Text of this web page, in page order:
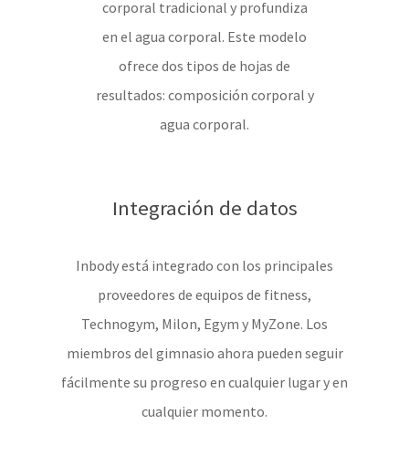
corporal tradicional y profundiza
en el agua corporal. Este modelo
ofrece dos tipos de hojas de
resultados: composición corporal y
agua corporal.
Integración de datos
Inbody está integrado con los principales
proveedores de equipos de fitness,
Technogym, Milon, Egym y MyZone. Los
miembros del gimnasio ahora pueden seguir
fácilmente su progreso en cualquier lugar y en
cualquier momento.